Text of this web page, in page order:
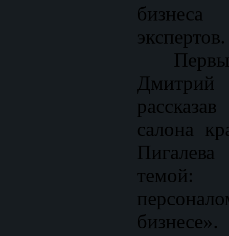
бизнеса
экспертов.
салона
темой: